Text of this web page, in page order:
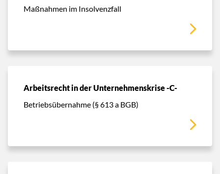
Maßnahmen im Insolvenzfall
Arbeitsrecht in der Unternehmenskrise -C-
Betriebsübernahme (§ 613 a BGB)